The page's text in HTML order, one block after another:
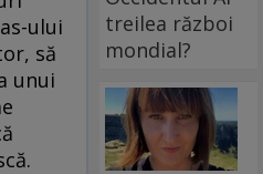
ului
să
unui
treilea război
mondial?